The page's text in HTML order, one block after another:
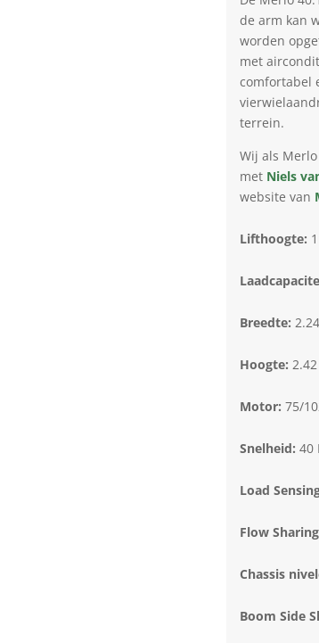
de arm kan
worden
met
comfortabel
terrein.
Wij als
met Niels
website van
Lifthoogte:
Breedte:
Hoogte:
Motor: 75/
Snelheid: 40
Load
Flow
Chassis
Boom Side